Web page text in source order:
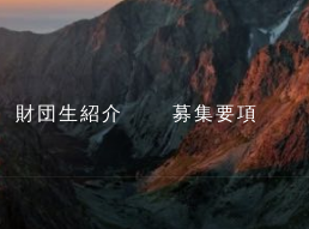
財団生紹介 募集要項